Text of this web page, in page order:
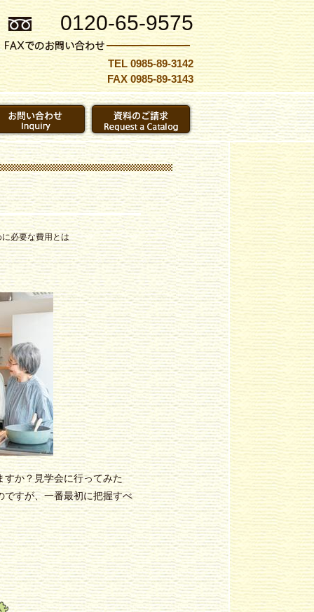
0120-65-9575
TEL 0985-89-3142
FAX 0985-89-3143
必要な費用とは
すか？見学会に行ってみた
ですが、一番最初に把握すべ